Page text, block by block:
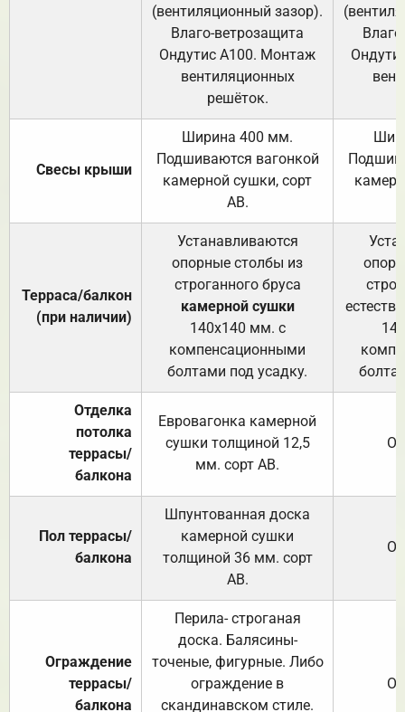
(вентиляционный зазор).
Влаго-ветрозащита
Ондутис А100. Монтаж
вентиляционных
решёток.
Свесы крыши
Ширина 400 мм.
Подшиваются вагонкой
камерной сушки, сорт
АВ.
Терраса/балкон
(при наличии)
Устанавливаются
опорные столбы из
строганного бруса
камерной сушки
140х140 мм. с
компенсационными
болтами под усадку.
Отделка
потолка
террасы/
балкона
Евровагонка камерной
сушки толщиной 12,5
мм. сорт АВ.
Пол террасы/
балкона
Шпунтованная доска
камерной сушки
толщиной 36 мм. сорт
АВ.
Ограждение
террасы/
балкона
Перила- строганая
доска. Балясины-
точеные, фигурные. Либо
ограждение в
скандинавском стиле.